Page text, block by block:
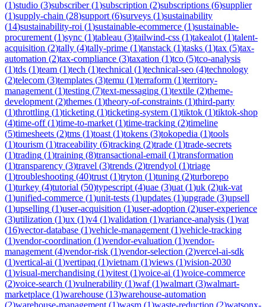
(1)studio (3)subscriber(1)subscription (2)subscriptions (6)supplier
(1)supply-chain (28)support (6)surveys (1)sustainability
(14)sustainability-roi (1)sustainable-ecommerce (1)sustainable-
procurement (1)sync (1)tableau (3)tailwind-css (1)takealot (1)talent-
acquisition (2)tally (4)tally-prime (1)tanstack (1)tasks (1)tax (5)tax-
automation (2)tax-compliance (3)taxation (1)tco (5)tco-analysis
(1)tds (1)team (1)tech (1)technical (1)technical-seo (4)technology
(2)telecom (3)templates (3)temu (1)terraform (1)territory-
management (1)testing (7)text-messaging (1)textile (2)theme-
development (2)themes (1)theory-of-constraints (1)third-party
(1)throttling (1)ticketing (1)ticketing-system (1)tiktok (1)tiktok-shop
(4)time-off(1)time-to-market (1)time-tracking (2)timeline
(5)timesheets (2)tms (1)toast (1)tokens (3)tokopedia (1)tools
(1)tourism (1)traceability (6)tracking (2)trade (1)trade-secrets
(1)trading (1)training (8)transactional-email (1)transformation
(1)transparency (3)travel (3)trends (2)trendyol (1)triage
(1)troubleshooting (40)trust (1)tryton (1)tuning (2)turborepo
(1)turkey (4)tutorial (50)typescript (4)uae (3)uat (1)uk (2)uk-vat
(1)unified-commerce (1)unit-tests (1)updates (1)upgrade (3)upsell
(1)upselling (1)user-acquisition (1)user-adoption (2)user-experience
(3)utilization (1)ux (1)v4 (1)validation (1)variance-analysis (1)vat
(16)vector-database (1)vehicle-management (1)vehicle-tracking
(1)vendor-coordination (1)vendor-evaluation (1)vendor-
management (4)vendor-risk (1)vendor-selection (2)vercel-ai-sdk
(1)vertical-ai (1)vertipaq (1)vietnam (1)views (1)vision-2030
(1)visual-merchandising (1)vitest (1)voice-ai (1)voice-commerce
(2)voice-search (1)vulnerability (1)waf(1)walmart (3)walmart-
marketplace (1)warehouse (13)warehouse-automation
(2)warehouse-management (1)wasm (1)waste-reduction (2)watsonx-